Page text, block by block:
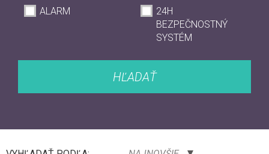
ALARM
24H
BEZPEČNOSTNÝ
SYSTÉM
HĽADAŤ